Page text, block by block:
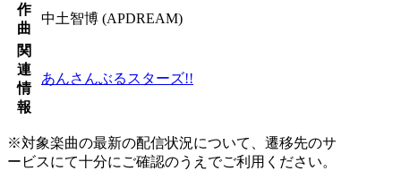
作
曲
中土智博 (APDREAM)
関
連
情
報
あんさんぶるスターズ!!
※対象楽曲の最新の配信状況について、遷移先のサ
ービスにて十分にご確認のうえでご利用ください。